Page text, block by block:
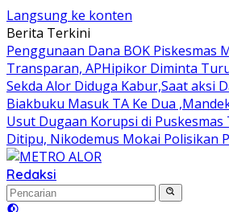
Langsung ke konten
Berita Terkini
Penggunaan Dana BOK Piskesmas
Transparan, APHipikor Diminta
Sekda Alor Diduga Kabur,Saat aksi
Biakbuku Masuk TA Ke Dua
Usut Dugaan Korupsi di Puskesmas
Ditipu, Nikodemus Mokai Polisikan
Redaksi